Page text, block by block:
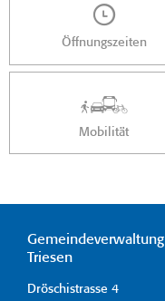
Öffnungszeiten
Mobilität
Gemeindeverwaltung
Triesen
Dröschistrasse 4